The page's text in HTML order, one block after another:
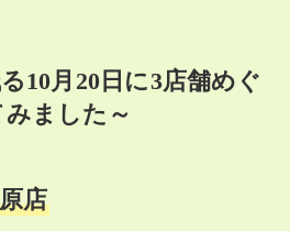
10月20日に3店舗めぐ
みました～
店